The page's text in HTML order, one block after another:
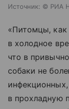
Источник: © РИА
«Питомцы,
в холодное
что в
собаки не
в прохладную